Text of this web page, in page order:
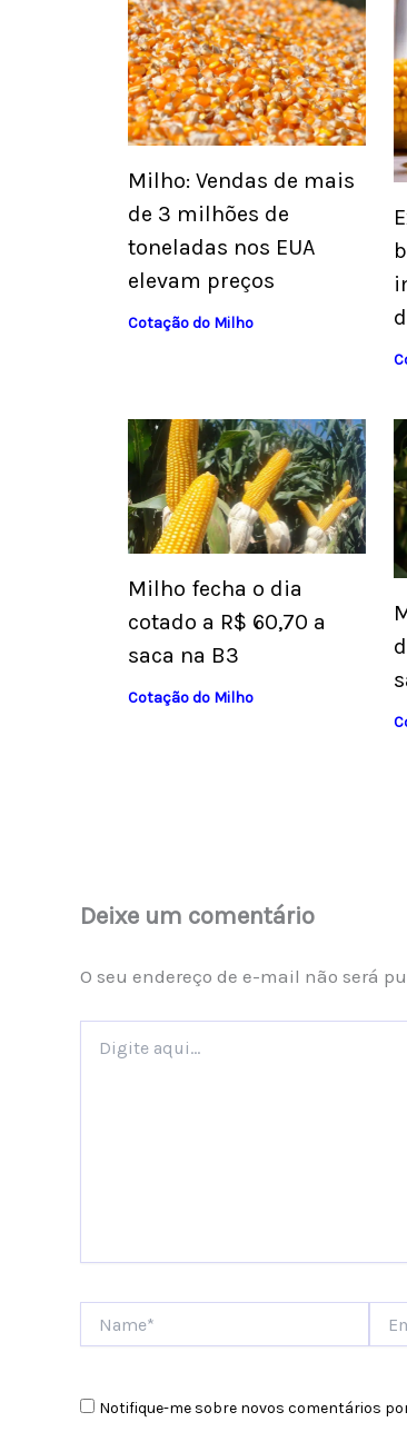
Milho: Vendas de mais
de 3 milhões de
toneladas nos EUA
elevam preços
Cotação do Milho
Milho fecha o dia
cotado a R$ 60,70 a
saca na B3
Cotação do Milho
Deixe um comentário
O seu endereço de e-mail não será
aqui...
Notifique-me sobre novos comentários